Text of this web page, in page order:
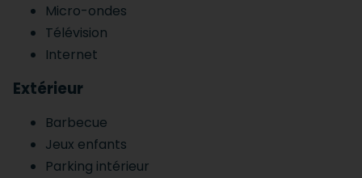
Micro-ondes
Télévision
Internet
Extérieur
Barbecue
Jeux enfants
Parking intérieur